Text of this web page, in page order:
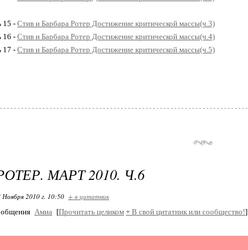
15 -Стив и Барбара Ротер Достижение критической массы(ч.3)
16 -Стив и Барбара Ротер Достижение критической массы(ч.4)
17 -Стив и Барбара Ротер Достижение критической массы(ч.5)
МАРТ 2010. Ч.6
Ноября 2010 г. 10:50 + в цитатник
Амиа [Прочитать целиком + В свой цитатник или сообщество!]